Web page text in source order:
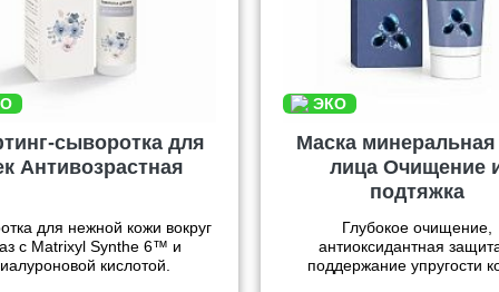
сыворотка для
Антивозрастная
для нежной кожи вокруг
с Matrixyl Synthe 6™ и
кислотой.
Маска
лица Очищение
подтяжка
Глубокое очищение,
антиоксидантная
поддержание упругости